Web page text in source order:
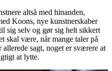
altså med hinanden,
Koons, nye kunstnerskaber
sig selv og gør sig helt sikkert
skal være, når mange taler på
sagt, noget er sværere at
at lytte.